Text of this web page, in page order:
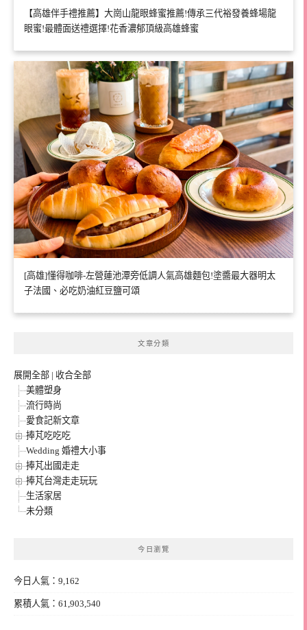
【高雄伴手禮推薦】大崗山龍眼蜂蜜推薦!傳承三代裕發養蜂場龍
眼蜜!最體面送禮選擇!花香濃郁頂級高雄蜂蜜
[高雄]懂得咖啡-左營蓮池潭旁低調人氣高雄麵包!塗醬最大器明太
子法國、必吃奶油紅豆鹽可頌
文章分類
展開全部 | 收合全部
美體塑身
流行時尚
愛食記新文章
捧芃吃吃吃
Wedding 婚禮大小事
捧芃出國走走
捧芃台灣走走玩玩
生活家居
未分類
今日瀏覽
今日人氣：9,162
累積人氣：61,903,540